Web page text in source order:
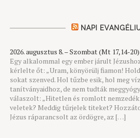
NAPI
2026. augusztus 8. – Szombat (Mt 17,14-20)
Egy alkalommal egy ember járult
kérlelte őt: „Uram, könyörülj fiamon!
sokat szenved. Hol tűzbe esik, hol meg
tanítványaidhoz, de nem tudták
válaszolt: „Hitetlen és romlott
veletek? Meddig tűrjelek titeket?
Jézus ráparancsolt az ördögre, az […]